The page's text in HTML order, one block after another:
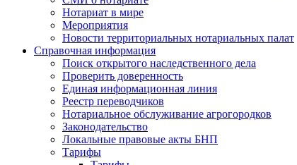
Нотариат в мире
Мероприятия
Новости территориальных нотариальных палат
Справочная информация
Поиск открытого наследственного дела
Проверить доверенность
Единая информационная линия
Реестр переводчиков
Нотариальное обслуживание агрогородков
Законодательство
Локальные правовые акты БНП
Тарифы